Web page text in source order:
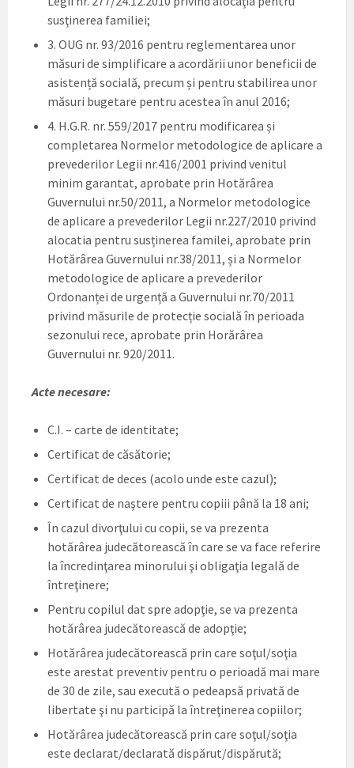
susţinerea familiei;
3. OUG nr. 93/2016 pentru reglementarea unor
măsuri de simplificare a acordării unor beneficii de
asistență socială, precum și pentru stabilirea unor
măsuri bugetare pentru acestea în anul 2016;
4. H.G.R. nr. 559/2017 pentru modificarea și
completarea Normelor metodologice de aplicare a
prevederilor Legii nr.416/2001 privind venitul
minim garantat, aprobate prin Hotărârea
Guvernului nr.50/2011, a Normelor metodologice
de aplicare a prevederilor Legii nr.227/2010 privind
alocatia pentru susținerea familei, aprobate prin
Hotărârea Guvernului nr.38/2011, și a Normelor
metodologice de aplicare a prevederilor
Ordonanței de urgență a Guvernului nr.70/2011
privind măsurile de protecție socială în perioada
sezonului rece, aprobate prin Horărârea
Guvernului nr. 920/2011.
Acte necesare:
C.I. – carte de identitate;
Certificat de căsătorie;
Certificat de deces (acolo unde este cazul);
Certificat de naştere pentru copiii până la 18 ani;
În cazul divorţului cu copii, se va prezenta
hotărârea judecătorească în care se va face referire
la încredinţarea minorului şi obligaţia legală de
întreţinere;
Pentru copilul dat spre adopţie, se va prezenta
hotărârea judecătorească de adopţie;
Hotărârea judecătorească prin care soţul/soţia
este arestat preventiv pentru o perioadă mai mare
de 30 de zile, sau execută o pedeapsă privată de
libertate şi nu participă la întreţinerea copiilor;
Hotărârea judecătorească prin care soţul/soţia
este declarat/declarată dispărut/dispărută;